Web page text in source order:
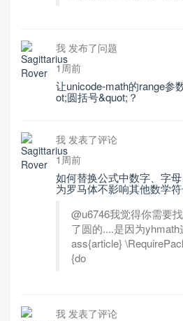
我 发布了问题
1周前
让unicode-math的range参
ot;圆括号&quot;？
我 发表了评论
1周前
如何替换公式中数字、字
为罗马体不影响其他数学符
@u6746我觉得你需要
了圆的....是因为
ass{article}
{do
我 发表了评论